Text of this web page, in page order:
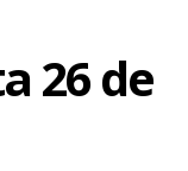
26 de